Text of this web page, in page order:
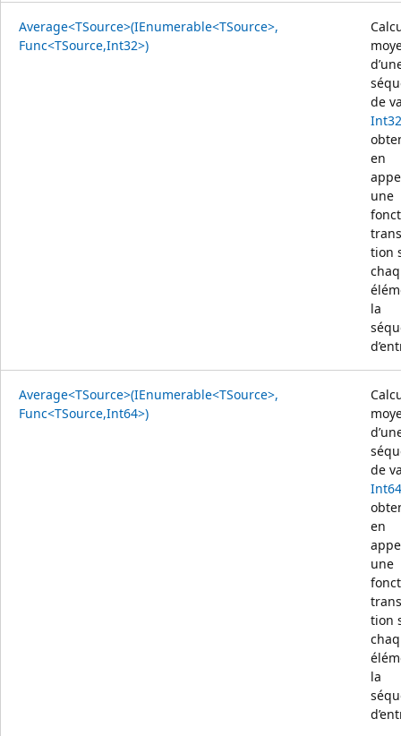
Average<TSource>(IEnumerable<TSource>,
Func<TSource,Int32>)
de
Int32
en
une
tion
la
Average<TSource>(IEnumerable<TSource>,
Func<TSource,Int64>)
de
Int64
en
une
tion
la